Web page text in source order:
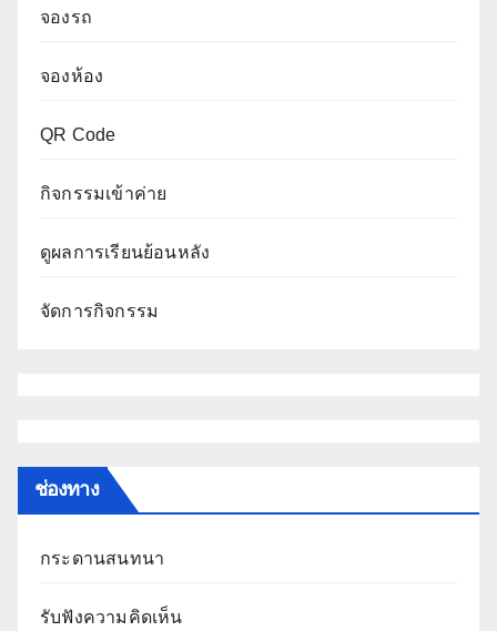
จองรถ
จองห้อง
QR Code
กิจกรรมเข้าค่าย
ดูผลการเรียนย้อนหลัง
จัดการกิจกรรม
ช่องทาง
กระดานสนทนา
รับฟังความคิดเห็น